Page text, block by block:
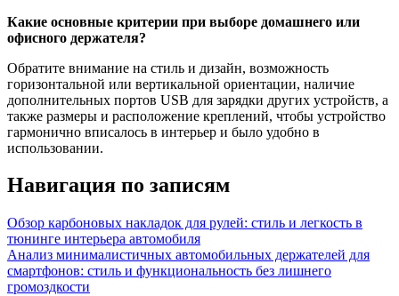
Какие основные критерии при выборе домашнего или
офисного держателя?
Обратите внимание на стиль и дизайн, возможность
горизонтальной или вертикальной ориентации, наличие
дополнительных портов USB для зарядки других устройств, а
также размеры и расположение креплений, чтобы устройство
гармонично вписалось в интерьер и было удобно в
использовании.
Навигация по записям
Обзор карбоновых накладок для рулей: стиль и легкость в
тюнинге интерьера автомобиля
Анализ минималистичных автомобильных держателей для
смартфонов: стиль и функциональность без лишнего
громоздкости